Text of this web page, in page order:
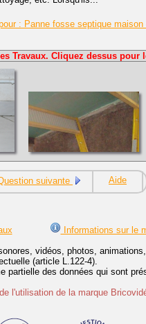
: Panne fosse septique
Travaux. Cliquez dessus pour
suivante Aide
Informations sur le
vidéos, photos,
(article L.122-4).
partielle des données qui sont
l'utilisation de la marque